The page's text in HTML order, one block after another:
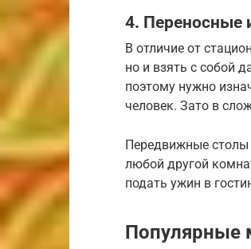
4. Переносные
В отличие от
но и взять с собой
поэтому нужно
человек. Зато в
Передвижные
любой другой
подать ужин в
Популярные